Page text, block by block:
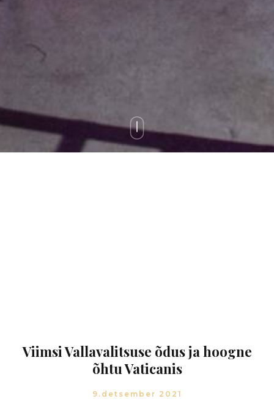
Viimsi Vallavalitsuse õdus ja hoogne
õhtu Vaticanis
9.detsember 2021